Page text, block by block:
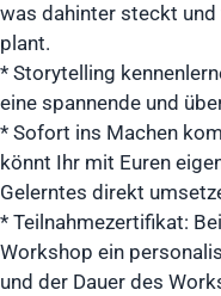
was dahinter steckt
plant.
* Storytelling
eine spannende und
* Sofort ins Machen
könnt Ihr mit Euren
Gelerntes direkt
* Teilnahmezertifikat:
Workshop ein
und der Dauer des